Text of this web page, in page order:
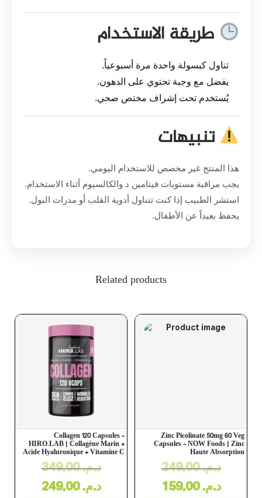
طريقة الاستخدام
تناول كبسولة واحدة مرة أسبوعياً.
يفضل مع وجبة تحتوي على الدهون.
يُستخدم تحت إشراف مختص صحي.
تنبيهات
هذا المنتج غير مخصص للاستخدام اليومي.
يجب مراقبة مستويات فيتامين د والكالسيوم أثناء الاستخدام.
استشر الطبيب إذا كنت تتناول أدوية القلب أو مدرات البول.
يحفظ بعيداً عن الأطفال.
Related products
Collagen 120 Capsules –
HIRO.LAB | Collagène Marin +
Acide Hyaluronique + Vitamine C
د.م.349,00
د.م. 249,00
Zinc Picolinate 50mg 60 Veg
Capsules – NOW Foods | Zinc
Haute Absorption
د.م.249,00
د.م. 159,00